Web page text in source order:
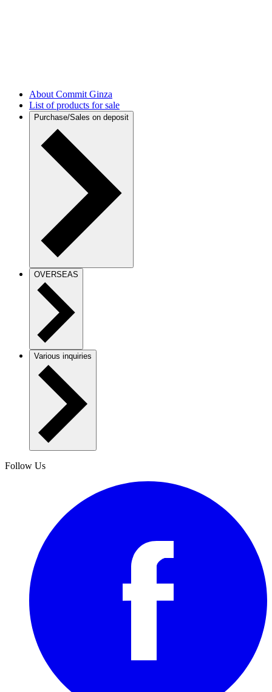
About Commit Ginza
List of products for sale
Purchase/Sales on deposit
OVERSEAS
Various inquiries
Follow Us